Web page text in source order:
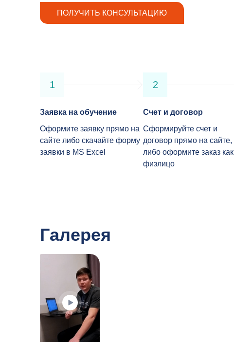
ПОЛУЧИТЬ КОНСУЛЬТАЦИЮ
1
Заявка на обучение
Оформите заявку прямо на
сайте либо скачайте форму
заявки в MS Excel
2
Счет и договор
Сформируйте счет и
договор прямо на сайте,
либо оформите заказ как
физлицо
Галерея